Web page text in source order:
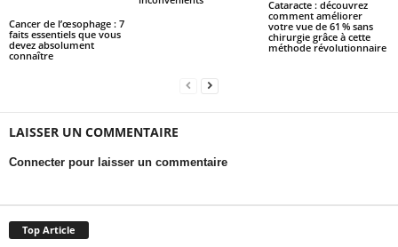
Cancer de l’œsophage : 7
faits essentiels que vous
devez absolument
connaître
Cataracte : découvrez
comment améliorer
votre vue de 61 % sans
chirurgie grâce à cette
méthode révolutionnaire
LAISSER UN COMMENTAIRE
Connecter pour laisser un commentaire
Top Article